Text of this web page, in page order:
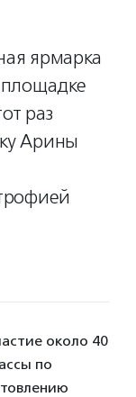
ярмарка
раз
Арины
около 40
по